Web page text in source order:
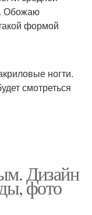
Обожаю
формой
ногти.
смотреться
Дизайн
фото